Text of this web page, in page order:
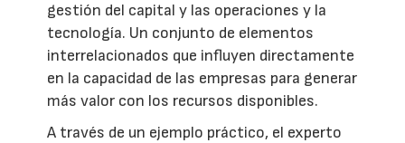
gestión del capital y las operaciones y la
tecnología. Un conjunto de elementos
interrelacionados que influyen directamente
en la capacidad de las empresas para generar
más valor con los recursos disponibles.
A través de un ejemplo práctico, el experto